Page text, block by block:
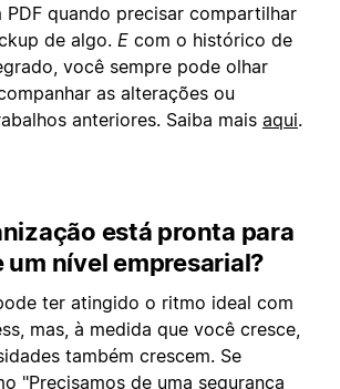
PDF quando precisar compartilhar
de algo. E com o histórico de
você sempre pode olhar
as alterações ou
anteriores. Saiba mais aqui.
está pronta para
um nível empresarial?
ter atingido o ritmo ideal com
mas, à medida que você cresce,
também crescem. Se
"Precisamos de uma segurança